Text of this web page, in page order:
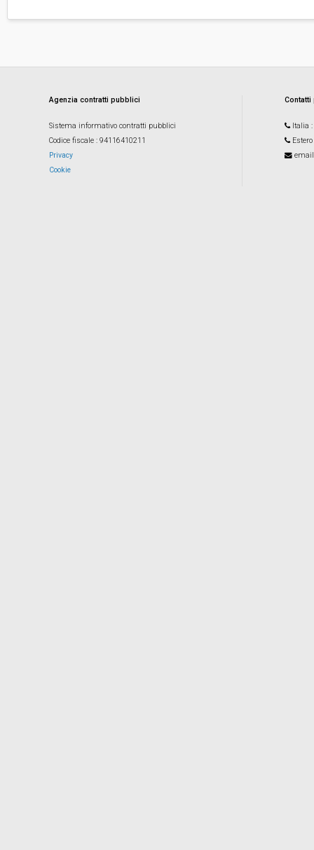
Agenzia contratti pubblici
Sistema informativo contratti pubblici
Codice fiscale : 94116410211
Privacy
Cookie
Italia
Estero
email